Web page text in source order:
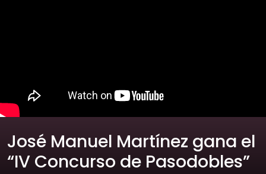
José Manuel Martínez gana el
“IV Concurso de Pasodobles”